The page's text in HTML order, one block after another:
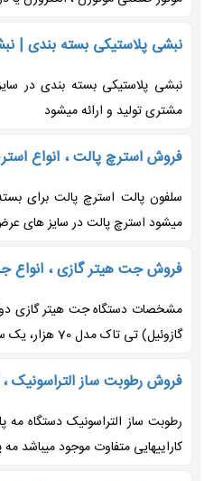
نبشی پلاستیکی بسته بندی |
نبشی پلاستیکی بسته بندی در
مشتری تولید و ارائه میشود
فروش استرچ پالت ، انواع
سلفون پالت استرچ پالت برای
میشود استرچ پالت در سایز های عرض 50 سانتی در وزن
فروش جت هیتر گازی ، انواع
مشخصات دستگاه جت هیتر گازی
گازوئیل) تی تاک مدل 70 هزار، یک سیستم گرمایشی قدرتمند...
فروش رطوبت ساز التراسونیک ، انواع
رطوبت ساز التراسونیک دستگاه مه
کاراییهایی متفاوت موجود میباشد مه پاش